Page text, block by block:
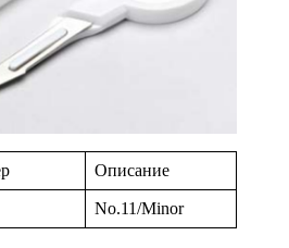
Описание
No.11/Minor